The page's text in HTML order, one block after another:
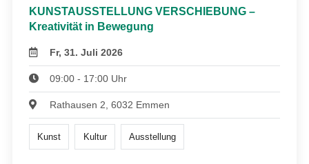
KUNSTAUSSTELLUNG VERSCHIEBUNG –
Kreativität in Bewegung
Fr, 31. Juli 2026
09:00 - 17:00 Uhr
Rathausen 2, 6032 Emmen
Kunst Kultur Ausstellung